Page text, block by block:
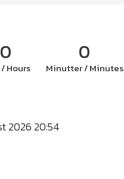
Hours
0
Minutter / Minutes
2026 20:54